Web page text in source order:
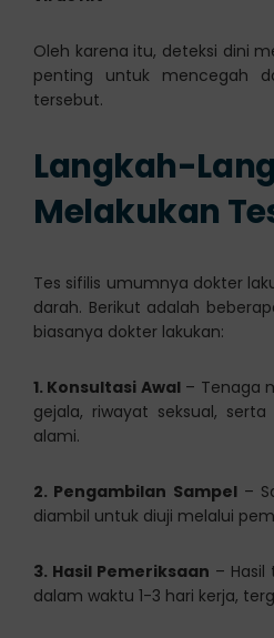
Oleh karena itu, deteksi dini
penting untuk mencegah
tersebut.
Langkah-
Melakukan
Tes sifilis umumnya dokter
darah. Berikut adalah
biasanya dokter lakukan:
1. Konsultasi Awal– Tenaga
gejala, riwayat seksual,
alami.
2. Pengambilan Sampel–
diambil untuk diuji melalui
3. Hasil Pemeriksaan – Hasil
dalam waktu 1-3 hari kerja,